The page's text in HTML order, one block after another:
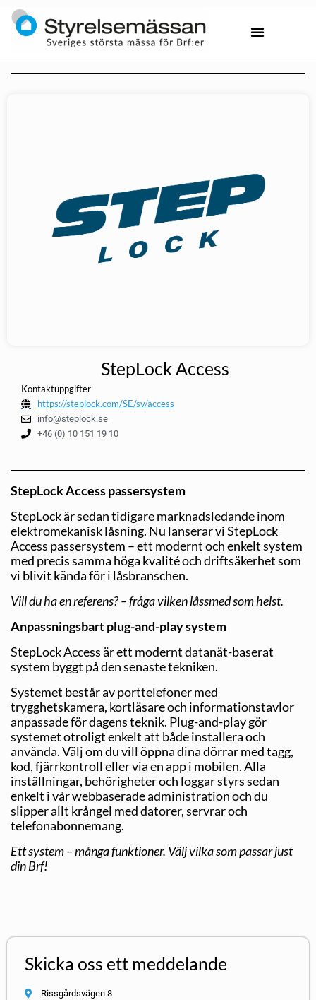
StepLock Access
Kontaktuppgifter
https://steplock.com/SE/sv/access
info@steplock.se
+46 (0) 10 151 19 10
StepLock Access passersystem
StepLock är sedan tidigare marknadsledande inom
elektromekanisk låsning. Nu lanserar vi StepLock
Access passersystem – ett modernt och enkelt system
med precis samma höga kvalité och driftsäkerhet som
vi blivit kända för i låsbranschen.
Vill du ha en referens? – fråga vilken låssmed som helst.
Anpassningsbart plug-and-play system
StepLock Access är ett modernt datanät-baserat
system byggt på den senaste tekniken.
Systemet består av porttelefoner med
trygghetskamera, kortläsare och informa­tionstavlor
anpassade för dagens teknik. Plug-and-play gör
systemet otroligt enkelt att både installera och
använda. Välj om du vill öppna dina dörrar med tagg,
kod, fjärrkontroll eller via en app i mobilen. Alla
inställningar, behörigheter och loggar styrs sedan
enkelt i vår webbaserade administration och du
slipper allt krångel med datorer, servrar och
telefonabonnemang.
Ett system – många funktioner. Välj vilka som passar just
din Brf!
Skicka oss ett meddelande
Rissgårdsvägen 8